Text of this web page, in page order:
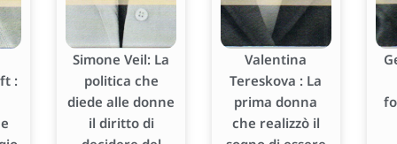
:
Simone Veil: La
politica che
diede alle donne
il diritto di
Valentina
Tereskova : La
prima donna
che realizzò il